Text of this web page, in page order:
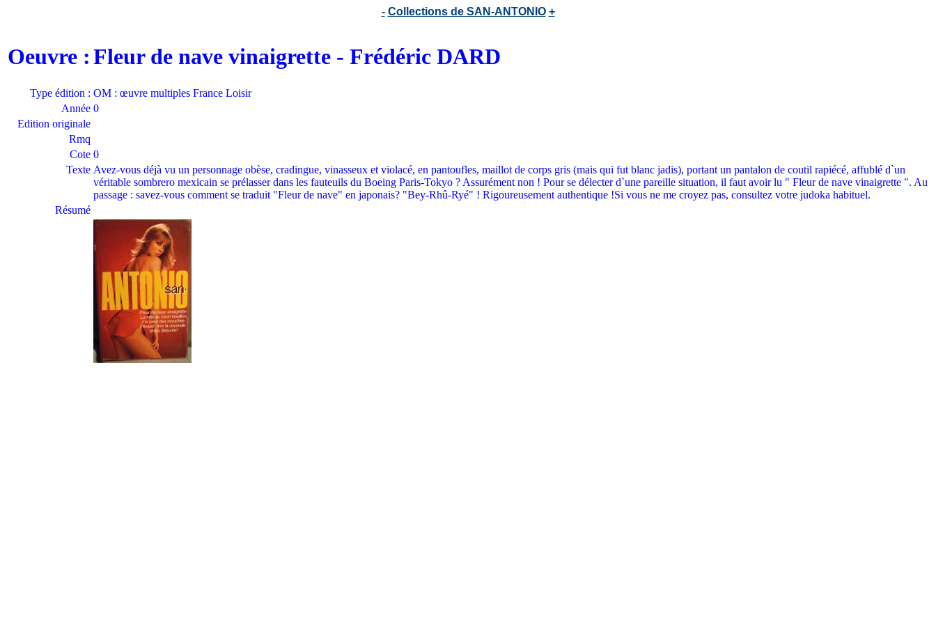
- Collections de SAN-ANTONIO +
Oeuvre :Fleur de nave vinaigrette - Frédéric DARD
Type édition : OM : œuvre multiples France Loisir
Année 0
Edition originale
Rmq
Cote 0
Texte Avez-vous déjà vu un personnage obèse, cradingue, vinasseux et violacé, en pantoufles, maillot de corps gris (mais qui fut blanc jadis), portant un pantalon de coutil rapiécé, affublé d`un
véritable sombrero mexicain se prélasser dans les fauteuils du Boeing Paris-Tokyo ? Assurément non ! Pour se délecter d`une pareille situation, il faut avoir lu " Fleur de nave vinaigrette ". Au
passage : savez-vous comment se traduit "Fleur de nave" en japonais? "Bey-Rhû-Ryé" ! Rigoureusement authentique !Si vous ne me croyez pas, consultez votre judoka habituel.
Résumé